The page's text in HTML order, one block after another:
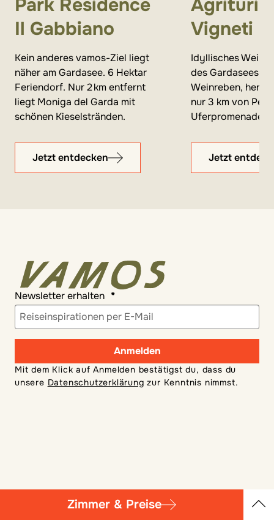
Zimmer & Preise
Park Residence
Il Gabbiano
Kein anderes vamos-Ziel liegt
näher am Gardasee. 6 Hektar
Feriendorf. Nur 2 km entfernt
liegt Moniga del Garda mit
schönen Kieselstränden.
Jetzt entdecken
Vigneti
Idyllisches
des Gardasees –
Weinreben,
nur 3 km von
Uferpromenade
Jetzt
Newsletter erhalten
Anmelden
Mit dem Klick auf Anmelden bestätigst du, dass du
unsere Datenschutzerklärung zur Kenntnis nimmst.
FÜR REISENDE